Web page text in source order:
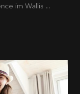
im Wallis ...